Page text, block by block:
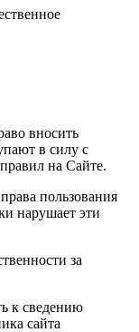
вносить
в силу с
на Сайте.
пользования
нарушает эти
за
к сведению
сайта